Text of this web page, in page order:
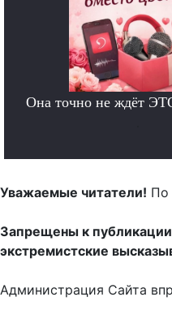
Она точно не ждёт
Уважаемые читатели! По
Запрещены к публикации
экстремистские
Администрация Сайта